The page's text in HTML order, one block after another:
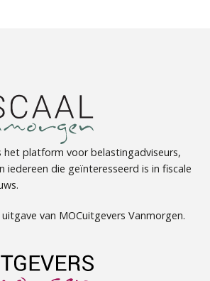
het platform voor belastingadviseurs,
iedereen die geïnteresseerd is in fiscale
van MOCuitgevers Vanmorgen.